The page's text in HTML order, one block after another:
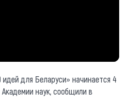
для Беларуси» начинается 4
наук, сообщили в